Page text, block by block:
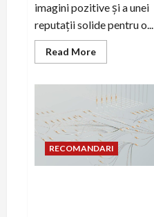
imagini pozitive și a unei
reputații solide pentru o...
Read MoreRead
more
colaborezi
cu
bloguri
și
publicații
de
nișă
în
RECOMANDARI